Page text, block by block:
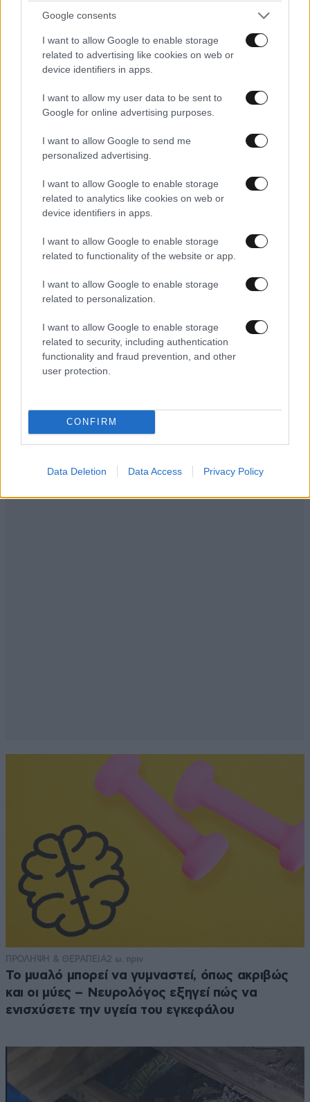
Google consents
I want to allow Google to enable storage
related to advertising like cookies on web or
device identifiers in apps.
I want to allow my user data to be sent to
Google for online advertising purposes.
I want to allow Google to send me
personalized advertising.
I want to allow Google to enable storage
related to analytics like cookies on web or
device identifiers in apps.
I want to allow Google to enable storage
related to functionality of the website or app.
I want to allow Google to enable storage
related to personalization.
I want to allow Google to enable storage
related to security, including authentication
functionality and fraud prevention, and other
user protection.
CONFIRM
Data Deletion Data Access Privacy Policy
ΕΛΛΑΔΑ10·08·2026 00:07
Σαν σήμερα 10 Αυγούστου: Η Ελλάδα αγγίζει
για λίγο το όνειρο «των δύο ηπείρων και των
ΠΡΟΛΗΨΗ & ΘΕΡΑΠΕΙΑ2 ω. πριν
Το μυαλό μπορεί να γυμναστεί, όπως ακριβώς
και οι μύες – Νευρολόγος εξηγεί πώς να
ενισχύσετε την υγεία του εγκεφάλου